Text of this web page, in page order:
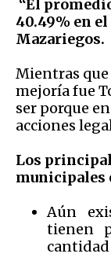
“El
40.49% en
Mazariegos.
Mientras
mejoría fue
ser porque
acciones
Los
municipales
Aún
tienen